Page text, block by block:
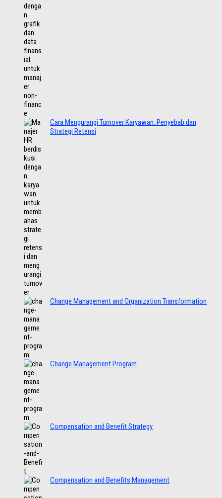
Cara Mengurangi Turnover Karyawan: Penyebab dan
Strategi Retensi
Change Management and Organization Transformation
Change Management Program
Compensation and Benefit Strategy
Compensation and Benefits Management